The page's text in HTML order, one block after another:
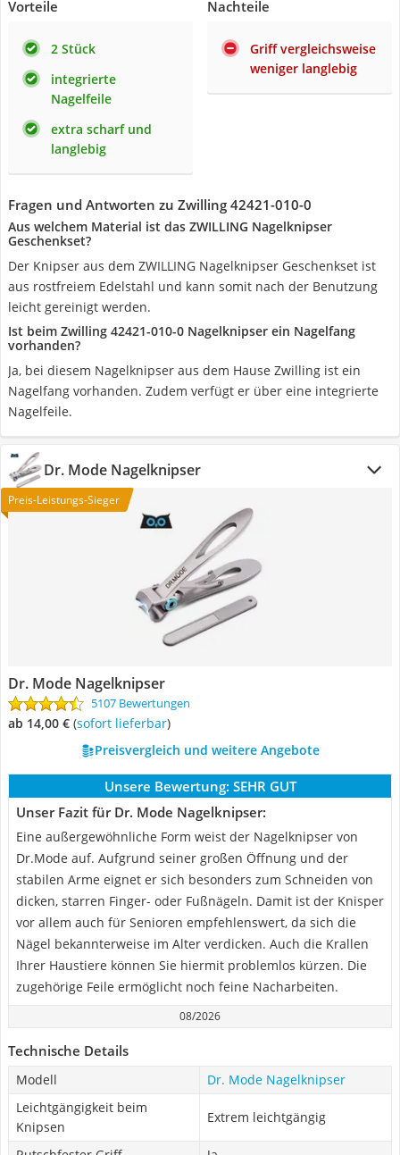
Vorteile
2 Stück
integrierte
Nagelfeile
extra scharf und
langlebig
Nachteile
Griff vergleichsweise
weniger langlebig
Fragen und Antworten zu Zwilling 42421-010-0
Aus welchem Material ist das ZWILLING Nagelknipser
Geschenkset?
Der Knipser aus dem ZWILLING Nagelknipser Geschenkset ist
aus rostfreiem Edelstahl und kann somit nach der Benutzung
leicht gereinigt werden.
Ist beim Zwilling 42421-010-0 Nagelknipser ein Nagelfang
vorhanden?
Ja, bei diesem Nagelknipser aus dem Hause Zwilling ist ein
Nagelfang vorhanden. Zudem verfügt er über eine integrierte
Nagelfeile.
Dr. Mode Nagelknipser
Preis-Leistungs-Sieger
Dr. Mode Nagelknipser
5107 Bewertungen
ab 14,00 € ( Sofort lieferbar)
Preisvergleich und weitere Angebote
Unsere Bewertung: SEHR GUT
Unser Fazit für Dr. Mode Nagelknipser:
Eine außergewöhnliche Form weist der Nagelknipser von
Dr.Mode auf. Aufgrund seiner großen Öffnung und der
stabilen Arme eignet er sich besonders zum Schneiden von
dicken, starren Finger- oder Fußnägeln. Damit ist der Knisper
vor allem auch für Senioren empfehlenswert, da sich die
Nägel bekannterweise im Alter verdicken. Auch die Krallen
Ihrer Haustiere können Sie hiermit problemlos kürzen. Die
zugehörige Feile ermöglicht noch feine Nacharbeiten.
08/2026
Technische Details
Modell
Dr. Mode Nagelknipser
Leichtgängigkeit beim
Knipsen
Extrem leichtgängig